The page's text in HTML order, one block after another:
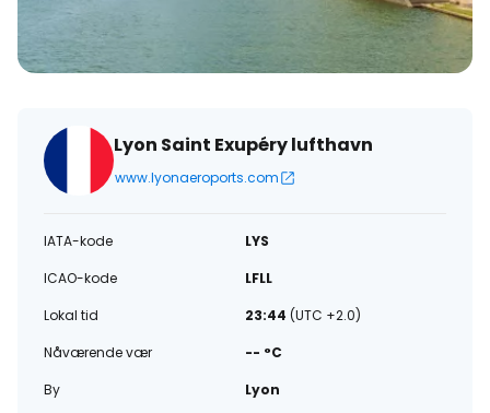
Lyon Saint Exupéry lufthavn
www.lyonaeroports.com
IATA-kode
LYS
ICAO-kode
LFLL
Lokal tid
23:44 (UTC +2.0)
Nåværende vær
-- °C
By
Lyon